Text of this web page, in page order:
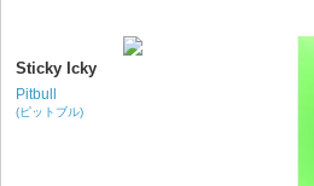
Sticky Icky
Pitbull
(ピットブル)